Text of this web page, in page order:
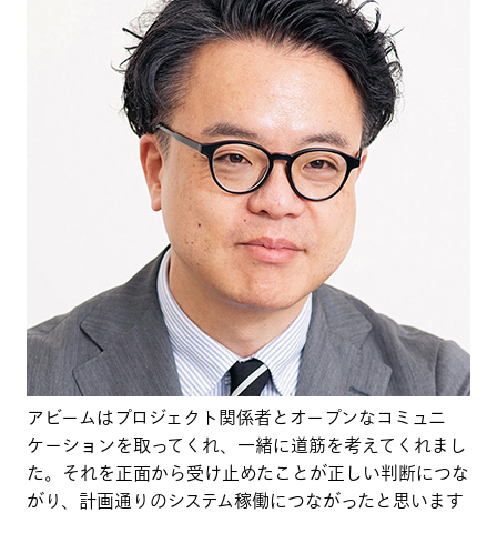
アビームはプロジェクト関係者とオープンなコミュニ
ケーションを取ってくれ、一緒に道筋を考えてくれまし
た。それを正面から受け止めたことが正しい判断につな
がり、計画通りのシステム稼働につながったと思います